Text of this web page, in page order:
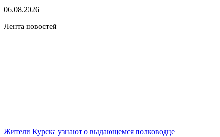
06.08.2026
Лента новостей
Жители Курска узнают о выдающемся полководце